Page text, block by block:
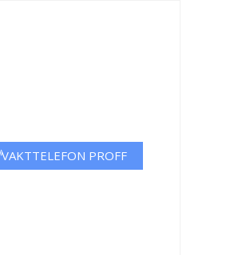
VAKTTELEFON PROFF